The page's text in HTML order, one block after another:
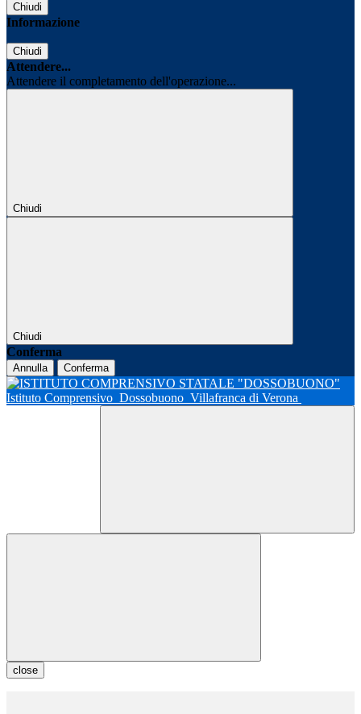
Chiudi
Informazione
Chiudi
Attendere...
Attendere il completamento dell'operazione...
Chiudi
Chiudi
Conferma
Annulla Conferma
Istituto Comprensivo Dossobuono Villafranca di Verona
close